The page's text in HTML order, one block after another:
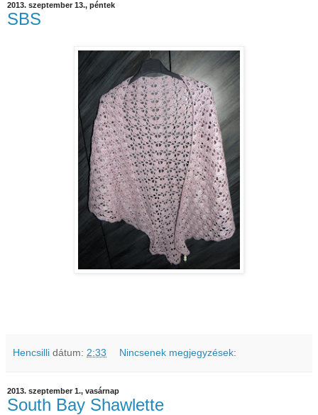
2013. szeptember 13., péntek
SBS
Hencsilli dátum: 2:33 Nincsenek megjegyzések:
2013. szeptember 1., vasárnap
South Bay Shawlette